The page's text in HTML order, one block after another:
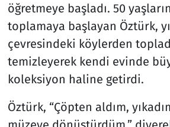
öğretmeye başladı. 50
toplamaya başlayan Öztürk,
çevresindeki köylerden
temizleyerek kendi evinde
koleksiyon haline getirdi.
Öztürk, “Çöpten aldım,